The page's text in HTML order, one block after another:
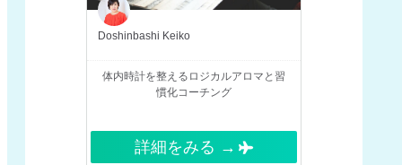
Doshinbashi Keiko
体内時計を整えるロジカルアロマと習
慣化コーチング
詳細をみる →